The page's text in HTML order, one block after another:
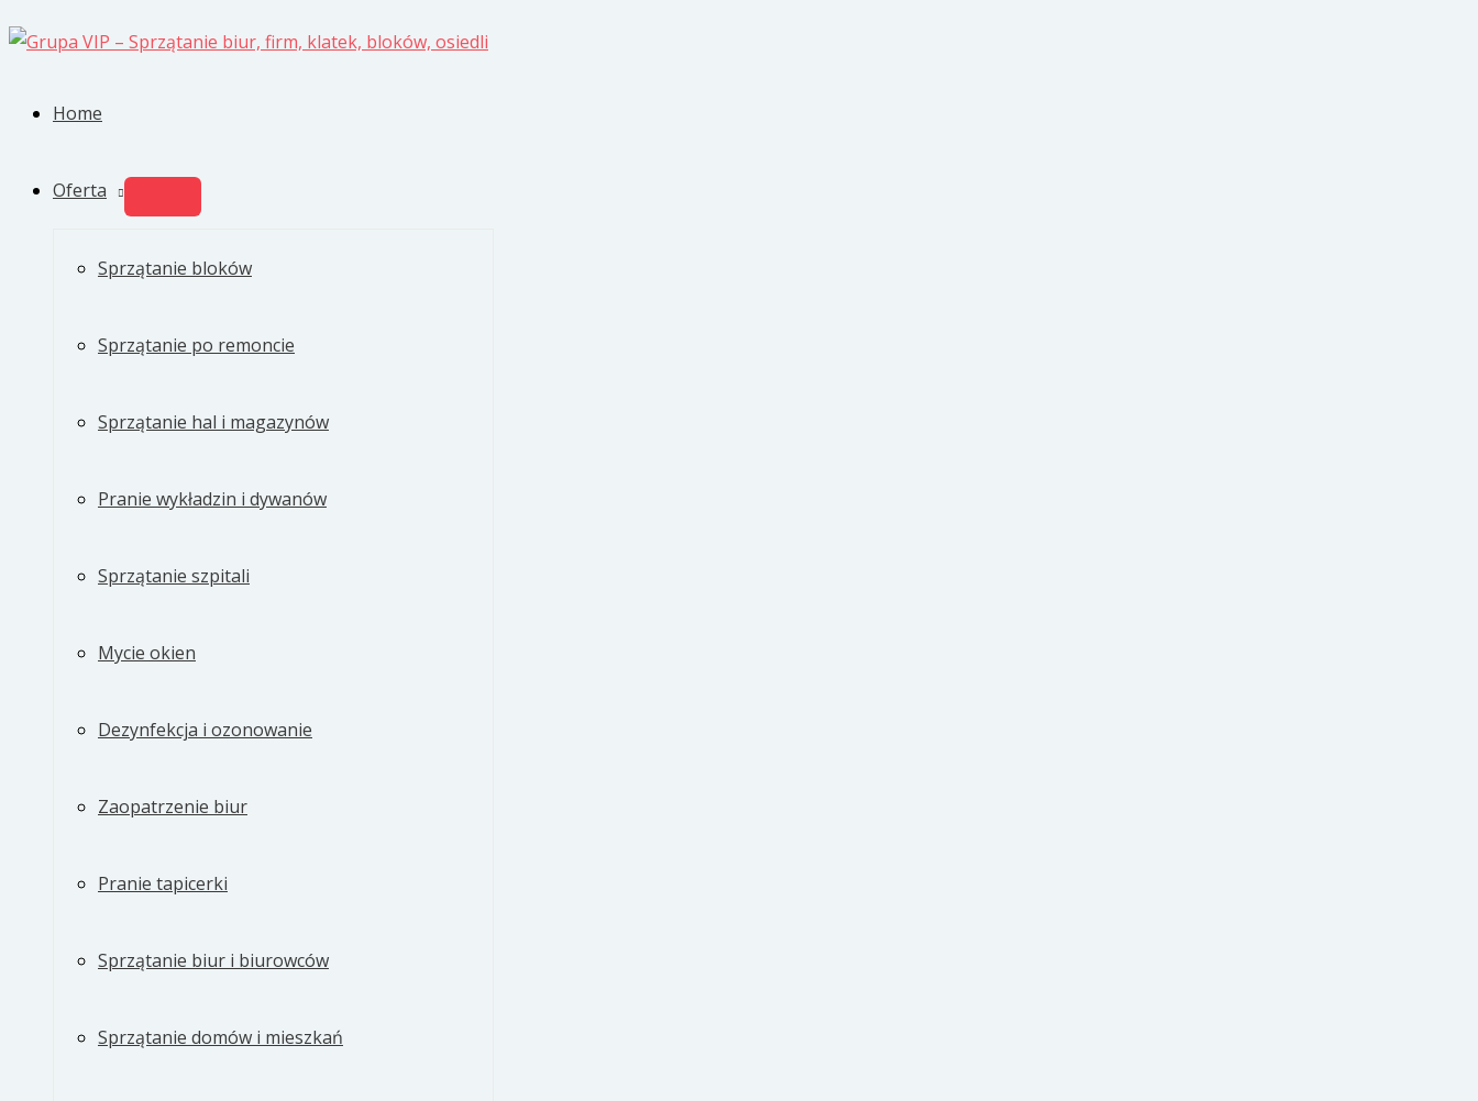
Przejdź
do
Home
Oferta
MENU
Sprzątanie bloków
Sprzątanie po remoncie
Sprzątanie hal i magazynów
Pranie wykładzin i dywanów
Sprzątanie szpitali
Mycie okien
Dezynfekcja i ozonowanie
Zaopatrzenie biur
Pranie tapicerki
Sprzątanie biur i biurowców
Sprzątanie domów i mieszkań